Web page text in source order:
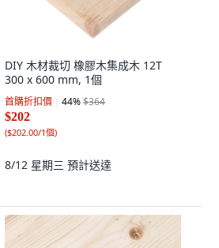
DIY 木材裁切 橡膠木集成木 12T
300 x 600 mm, 1個
首購折扣價 44%$364
$202
($202.00/1個)
8/12 星期三 預計送達